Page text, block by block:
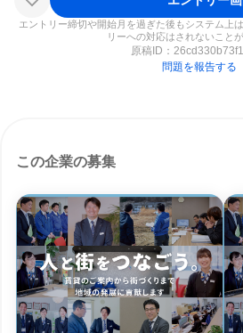
エントリー締切や開始月を過ぎた後もシステム上
リーへの対応はされないことが
原稿ID：
問題を報告する
この企業の募集